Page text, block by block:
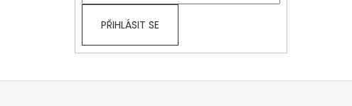
PŘIHLÁSIT SE